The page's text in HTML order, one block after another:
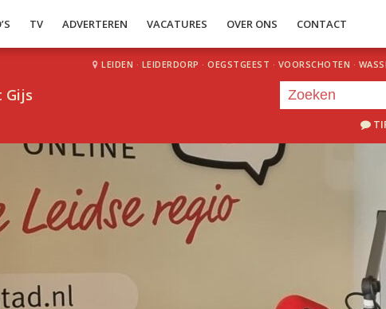
TV ADVERTEREN VACATURES OVER ONS CONTACT
Gijs
LEIDEN · LEIDERDORP · OEGSTGEEST · VOORSCHOTEN ·